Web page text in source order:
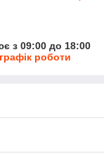
з 09:00 до 18:00
роботи